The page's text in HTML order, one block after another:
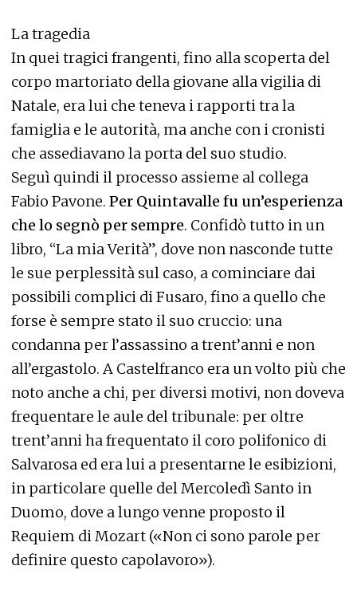
La tragedia
In quei tragici frangenti, fino alla scoperta del
corpo martoriato della giovane alla vigilia di
Natale, era lui che teneva i rapporti tra la
famiglia e le autorità, ma anche con i cronisti
che assediavano la porta del suo studio.
Seguì quindi il processo assieme al collega
Fabio Pavone. Per Quintavalle fu un’esperienza
che lo segnò per sempre. Confidò tutto in un
libro, “La mia Verità”, dove non nasconde tutte
le sue perplessità sul caso, a cominciare dai
possibili complici di Fusaro, fino a quello che
forse è sempre stato il suo cruccio: una
condanna per l’assassino a trent’anni e non
all’ergastolo. A Castelfranco era un volto più che
noto anche a chi, per diversi motivi, non doveva
frequentare le aule del tribunale: per oltre
trent’anni ha frequentato il coro polifonico di
Salvarosa ed era lui a presentarne le esibizioni,
in particolare quelle del Mercoledì Santo in
Duomo, dove a lungo venne proposto il
Requiem di Mozart («Non ci sono parole per
definire questo capolavoro»).